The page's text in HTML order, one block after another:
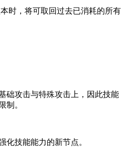
时，将可取回过去已消耗的所有
础攻击与特殊攻击上，因此技能
制。
化技能能力的新节点。